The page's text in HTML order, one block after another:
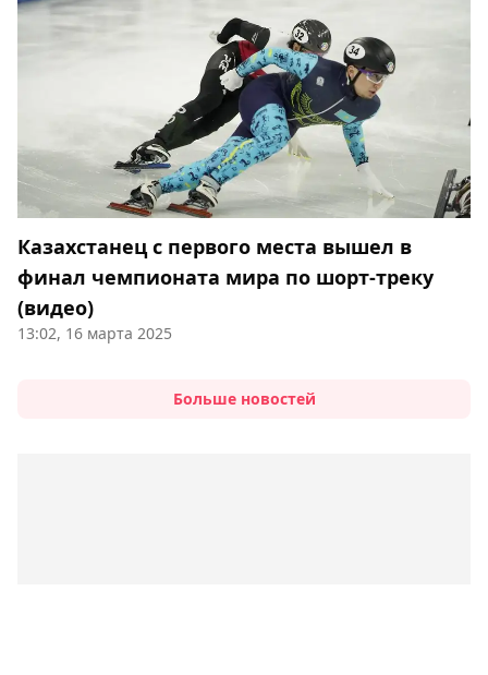
Казахстанец с первого места вышел в
финал чемпионата мира по шорт-треку
(видео)
13:02, 16 марта 2025
Больше новостей